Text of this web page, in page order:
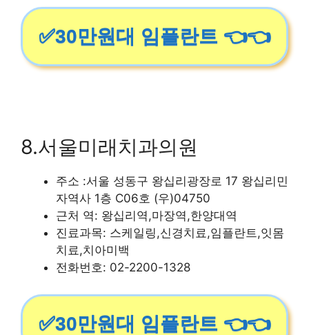
✅30만원대 임플란트 👈👈
8.서울미래치과의원
주소 :서울 성동구 왕십리광장로 17 왕십리민
자역사 1층 C06호 (우)04750
근처 역: 왕십리역,마장역,한양대역
진료과목: 스케일링,신경치료,임플란트,잇몸
치료,치아미백
전화번호: 02-2200-1328
✅30만원대 임플란트 👈👈